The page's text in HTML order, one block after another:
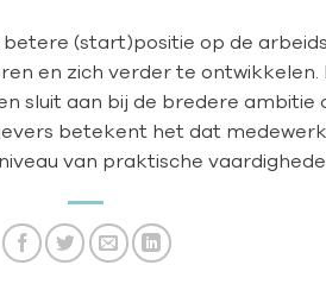
(start)positie op de
en zich verder te ontwikkelen.
sluit aan bij de bredere ambitie
betekent het dat
van praktische